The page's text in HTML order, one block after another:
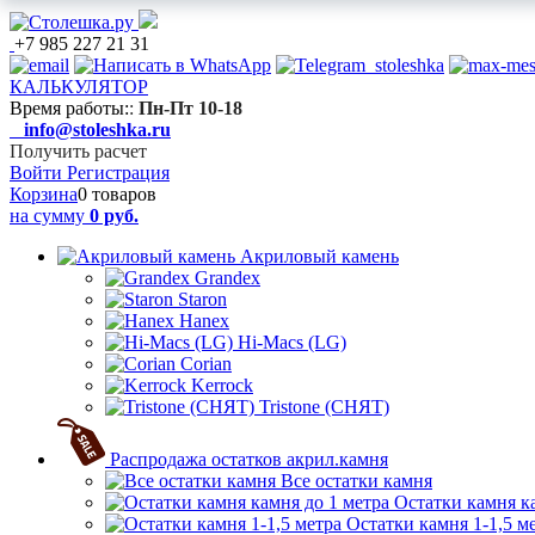
+7 985 227 21 31
КАЛЬКУЛЯТОР
Время работы:: Пн-Пт 10-18
info@stoleshka.ru
Получить расчет
Войти Регистрация
Корзина0 товаров
на сумму 0 руб.
Акриловый камень
Grandex
Staron
Hanex
Hi-Macs (LG)
Corian
Kerrock
Tristone (СНЯТ)
Распродажа остатков акрил.камня
Все остатки камня
Остатки камня
Остатки камня 1-1,5